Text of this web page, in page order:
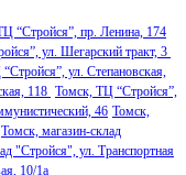
“Стройся”, пр. Ленина, 174
ул. Шегарский тракт, 3
ул. Степановская,
118 Томск, ТЦ “Стройся”,
46 Томск,
Томск, магазин-склад
"Стройся", ул. Транспортная
10/1а